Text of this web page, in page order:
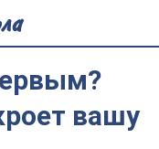
вашу